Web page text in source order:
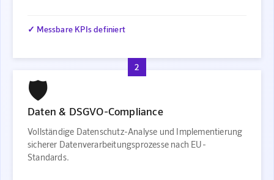
✓ Messbare KPIs definiert
2
🛡️
Daten & DSGVO-Compliance
Vollständige Datenschutz-Analyse und Implementierung
sicherer Datenverarbeitungsprozesse nach EU-
Standards.